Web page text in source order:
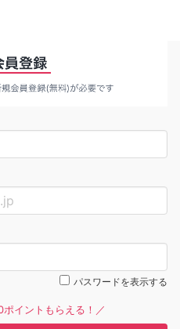
パスワードを表示する
イントもらえる！／